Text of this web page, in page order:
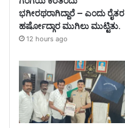
ಭಗೀರಥರಾಗಿದ್ದಾರೆ – ಎಂದು ರೈತರ
ಹರ್ಷೋದ್ಗಾರ ಮುಗಿಲು ಮುಟ್ಟಿತು.
12 hours ago